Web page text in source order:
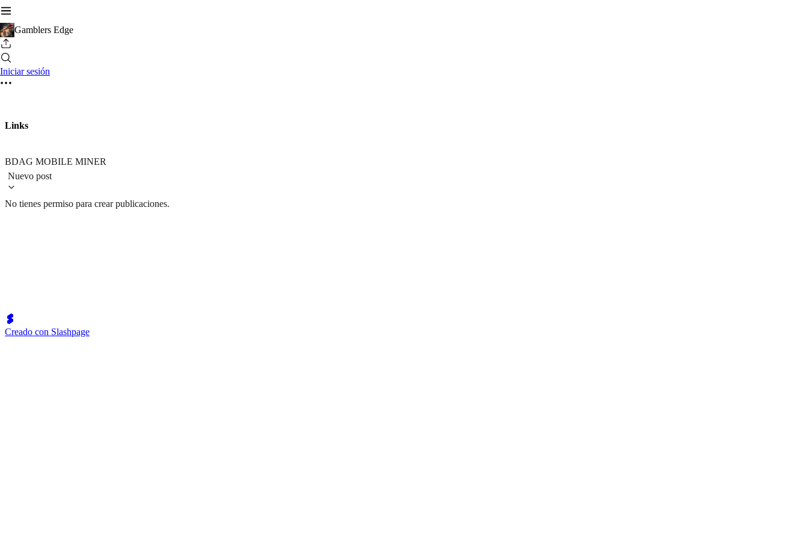
Gamblers Edge
Iniciar sesión
Links
BDAG MOBILE MINER
Nuevo post
No tienes permiso para crear publicaciones.
Creado con Slashpage